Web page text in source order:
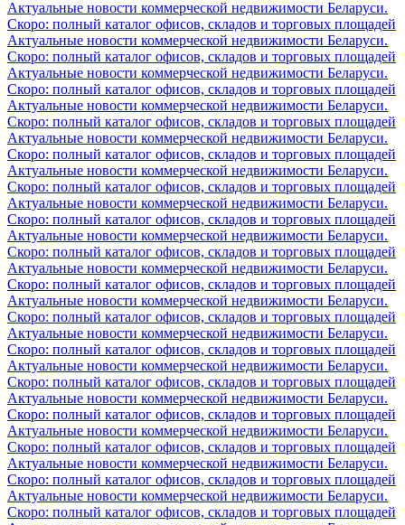
Актуальные новости коммерческой недвижимости Беларуси.
Скоро: полный каталог офисов, складов и торговых площадей
Актуальные новости коммерческой недвижимости Беларуси.
Скоро: полный каталог офисов, складов и торговых площадей
Актуальные новости коммерческой недвижимости Беларуси.
Скоро: полный каталог офисов, складов и торговых площадей
Актуальные новости коммерческой недвижимости Беларуси.
Скоро: полный каталог офисов, складов и торговых площадей
Актуальные новости коммерческой недвижимости Беларуси.
Скоро: полный каталог офисов, складов и торговых площадей
Актуальные новости коммерческой недвижимости Беларуси.
Скоро: полный каталог офисов, складов и торговых площадей
Актуальные новости коммерческой недвижимости Беларуси.
Скоро: полный каталог офисов, складов и торговых площадей
Актуальные новости коммерческой недвижимости Беларуси.
Скоро: полный каталог офисов, складов и торговых площадей
Актуальные новости коммерческой недвижимости Беларуси.
Скоро: полный каталог офисов, складов и торговых площадей
Актуальные новости коммерческой недвижимости Беларуси.
Скоро: полный каталог офисов, складов и торговых площадей
Актуальные новости коммерческой недвижимости Беларуси.
Скоро: полный каталог офисов, складов и торговых площадей
Актуальные новости коммерческой недвижимости Беларуси.
Скоро: полный каталог офисов, складов и торговых площадей
Актуальные новости коммерческой недвижимости Беларуси.
Скоро: полный каталог офисов, складов и торговых площадей
Актуальные новости коммерческой недвижимости Беларуси.
Скоро: полный каталог офисов, складов и торговых площадей
Актуальные новости коммерческой недвижимости Беларуси.
Скоро: полный каталог офисов, складов и торговых площадей
Актуальные новости коммерческой недвижимости Беларуси.
Скоро: полный каталог офисов, складов и торговых площадей